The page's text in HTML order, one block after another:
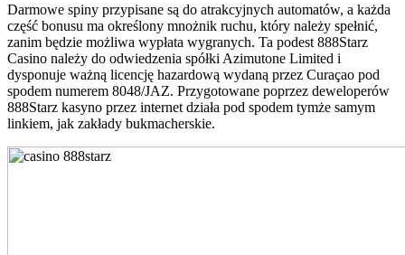
Darmowe spiny przypisane są do atrakcyjnych automatów, a każda
część bonusu ma określony mnożnik ruchu, który należy spełnić,
zanim będzie możliwa wypłata wygranych. Ta podest 888Starz
Casino należy do odwiedzenia spółki Azimutone Limited i
dysponuje ważną licencję hazardową wydaną przez Curaçao pod
spodem numerem 8048/JAZ. Przygotowane poprzez deweloperów
888Starz kasyno przez internet działa pod spodem tymże samym
linkiem, jak zakłady bukmacherskie.